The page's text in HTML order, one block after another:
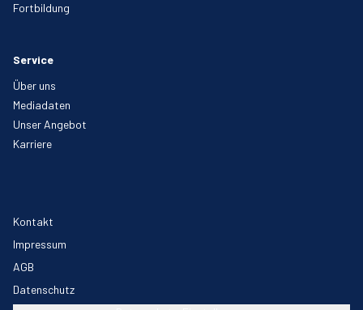
Fortbildung
Service
Über uns
Mediadaten
Unser Angebot
Karriere
Kontakt
Impressum
AGB
Datenschutz